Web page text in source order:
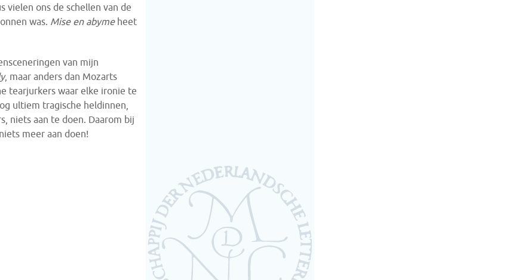
vielen ons de schellen van de
was. Mise en abyme heet
van mijn
, maar anders dan Mozarts
tearjurkers waar elke ironie te
ultiem tragische heldinnen,
niets aan te doen. Daarom bij
meer aan doen!